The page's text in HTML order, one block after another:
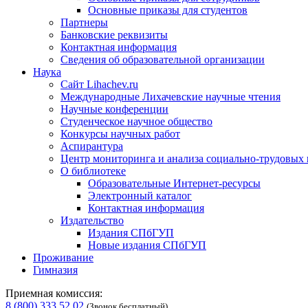
Основные приказы для студентов
Партнеры
Банковские реквизиты
Контактная информация
Сведения об образовательной организации
Наука
Сайт Lihachev.ru
Международные Лихачевские научные чтения
Научные конференции
Студенческое научное общество
Конкурсы научных работ
Аспирантура
Центр мониторинга и анализа социально-трудовых
О библиотеке
Образовательные Интернет-ресурсы
Электронный каталог
Контактная информация
Издательство
Издания СПбГУП
Новые издания СПбГУП
Проживание
Гимназия
Приемная комиссия:
8 (800) 333 52 02